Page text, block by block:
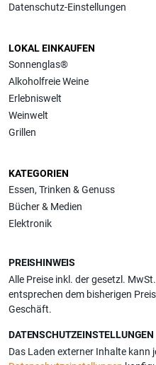
Datenschutz-Einstellungen
LOKAL EINKAUFEN
Sonnenglas®
Alkoholfreie Weine
Erlebniswelt
Weinwelt
Grillen
KATEGORIEN
Essen, Trinken & Genuss
Bücher & Medien
Elektronik
PREISHINWEIS
Alle Preise inkl. der gesetzl.
entsprechen dem bisherigen
Geschäft.
DATENSCHUTZEINSTELLUNGEN
Das Laden externer Inhalte kann